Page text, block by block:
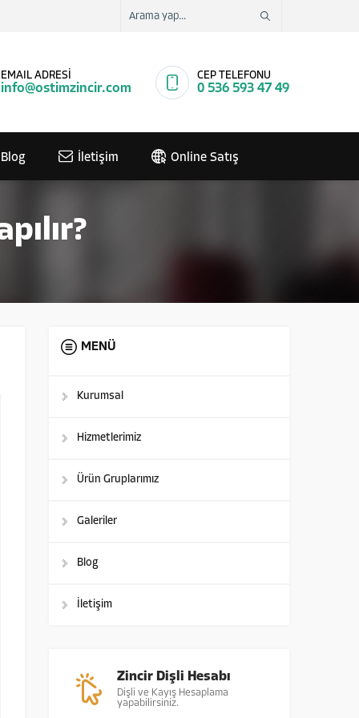
EMAIL ADRESİ
info@ostimzincir.com
CEP TELEFONU
0 536 593 47 49
Blog İletişim Online Satış
MENÜ
Kurumsal
Hizmetlerimiz
Ürün Gruplarımız
Galeriler
Blog
İletişim
Zincir Dişli Hesabı
Dişli ve Kayış Hesaplama
yapabilirsiniz.